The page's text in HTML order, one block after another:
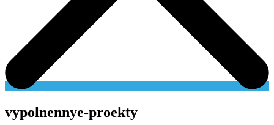
vypolnennye-proekty